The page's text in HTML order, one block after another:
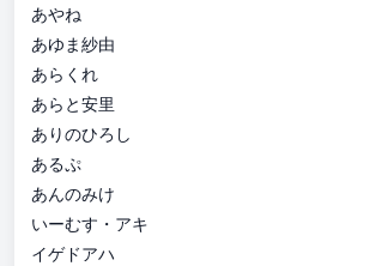
あやね
あゆま紗由
あらくれ
あらと安里
ありのひろし
あるぷ
あんのみけ
いーむす・アキ
イゲドアハ